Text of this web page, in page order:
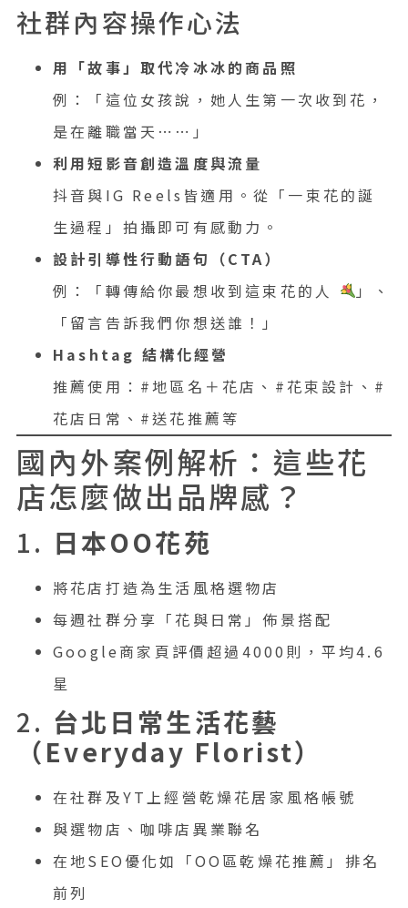
社群內容操作心法
用「故事」取代冷冰冰的商品照
例：「這位女孩說，她人生第一次收到花，
是在離職當天⋯⋯」
利用短影音創造溫度與流量
抖音與IG Reels皆適用。從「一束花的誕
生過程」拍攝即可有感動力。
設計引導性行動語句（CTA）
例：「轉傳給你最想收到這束花的人
」、
「留言告訴我們你想送誰！」
Hashtag 結構化經營
推薦使用：#地區名＋花店、#花束設計、#
花店日常、#送花推薦等
國內外案例解析：這些花
店怎麼做出品牌感？
1. 日本OO花苑
將花店打造為生活風格選物店
每週社群分享「花與日常」佈景搭配
Google商家頁評價超過4000則，平均4.6
星
2. 台北日常生活花藝
（Everyday Florist）
在社群及YT上經營乾燥花居家風格帳號
與選物店、咖啡店異業聯名
在地SEO優化如「OO區乾燥花推薦」排名
前列